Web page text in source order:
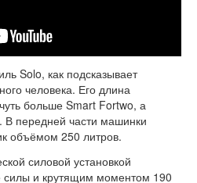
Solo, как подсказывает
человека. Его длина
больше Smart Fortwo, а
передней части машинки
объёмом 250 литров.
силовой установкой
и крутящим моментом 190